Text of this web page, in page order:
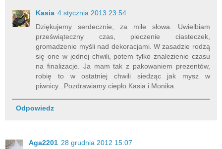
Kasia 4 stycznia 2013 23:54
Dziękujemy serdecznie, za miłe słowa. Uwielbiam
przeświąteczny czas, pieczenie ciasteczek,
gromadzenie myśli nad dekoracjami. W zasadzie rodzą
się one w jednej chwili, potem tylko znalezienie czasu
na finalizacje. Ja mam tak z pakowaniem prezentów,
robię to w ostatniej chwili siedząc jak mysz w
piwnicy...Pozdrawiamy ciepło Kasia i Monika
Odpowiedz
Aga2201 28 grudnia 2012 15:07